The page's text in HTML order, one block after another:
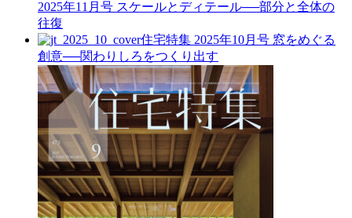
2025年11月号 スケールとディテール──部分と全体の
往復
住宅特集 2025年10月号 窓をめぐる
創意──関わりしろをつくり出す